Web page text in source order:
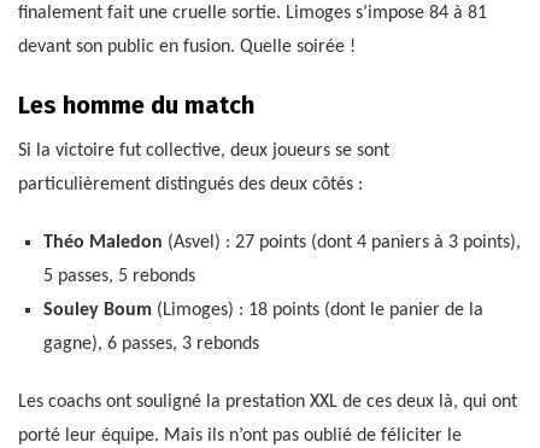
finalement fait une cruelle sortie. Limoges s’impose 84 à 81
devant son public en fusion. Quelle soirée !
Les homme du match
Si la victoire fut collective, deux joueurs se sont
particulièrement distingués des deux côtés :
Théo Maledon (Asvel) : 27 points (dont 4 paniers à 3 points),
5 passes, 5 rebonds
Souley Boum(Limoges) : 18 points (dont le panier de la
gagne), 6 passes, 3 rebonds
Les coachs ont souligné la prestation XXL de ces deux là, qui ont
porté leur équipe. Mais ils n’ont pas oublié de féliciter le